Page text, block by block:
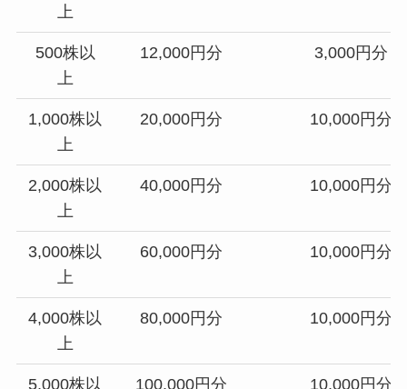
上
500株以
上
12,000円分 3,000円分
1,000株以
上
20,000円分 10,000円分
2,000株以
上
40,000円分 10,000円分
3,000株以
上
60,000円分 10,000円分
4,000株以
上
80,000円分 10,000円分
5,000株以
100,000円分 10,000円分